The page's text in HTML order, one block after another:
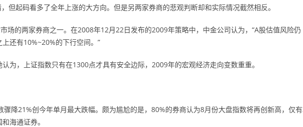
但起码看多了全年上涨的大方向。但是另两家券商的悲观判断却和实际情况截然相反。
场的两家券商之一。在2008年12月22日发布的2009年策略中，中金公司认为，“A股估值风险仍
还有10%~20%的下行空间。”
为，上证指数只有在1300点才具有安全边际，2009年的宏观经济走向变数重重。
降21%创今年单月最大跌幅。颇为尴尬的是，80%的券商认为8月份大盘指数将再创新高，仅
海通证券。